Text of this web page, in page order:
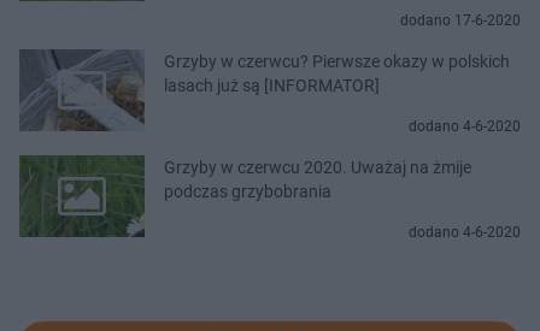
dodano 17-6-2020
Grzyby w czerwcu? Pierwsze okazy w polskich
lasach już są [INFORMATOR]
dodano 4-6-2020
Grzyby w czerwcu 2020. Uważaj na żmije
podczas grzybobrania
dodano 4-6-2020